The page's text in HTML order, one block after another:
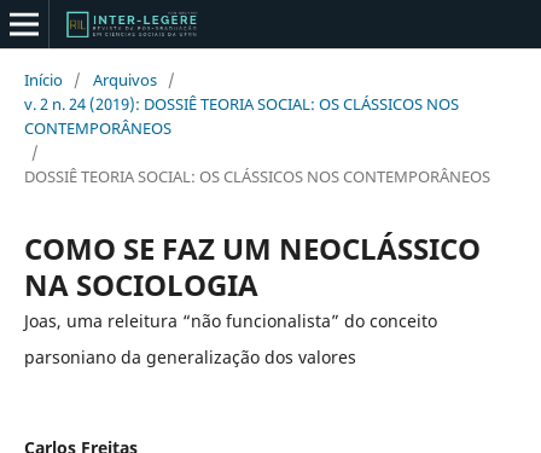
Início / Arquivos /
v. 2 n. 24 (2019): DOSSIÊ TEORIA SOCIAL: OS CLÁSSICOS NOS
CONTEMPORÂNEOS
/
DOSSIÊ TEORIA SOCIAL: OS CLÁSSICOS NOS CONTEMPORÂNEOS
COMO SE FAZ UM NEOCLÁSSICO
NA SOCIOLOGIA
Joas, uma releitura “não funcionalista” do conceito
parsoniano da generalização dos valores
Carlos Freitas